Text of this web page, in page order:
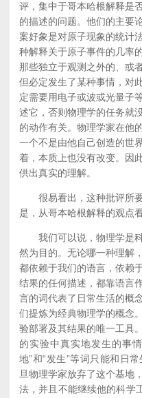
评，集中于哥本哈根解释是
的描述的问题。他们的主要
案好象是对原子现象的统计
种解释关于原子事件的几率
那些独立于观测之外的、或
但必定发生了某种事情，对
定需要用电子或波或光量子
述它，否则物理学的任务就
的动作有关。物理学家在他
一个不是由他自己创造的世
着，本质上也没有改变。因
供出真实的理解。
很易看出，这种批评所要
是，从哥本哈根解释的观点
我们可以说，物理学是科
然为目的。无论哪一种理解
都依赖于我们的语言，依赖
结果的任何描述，都靠语言
言的词代表了日常生活的概
们提炼为经典物理学的概念
验部署及其结果的唯一工具
的实验中真实地发生的事
地”和“发生”等词只能和日
旦物理学家放弃了这个基地
法，并且不能继续他的科学